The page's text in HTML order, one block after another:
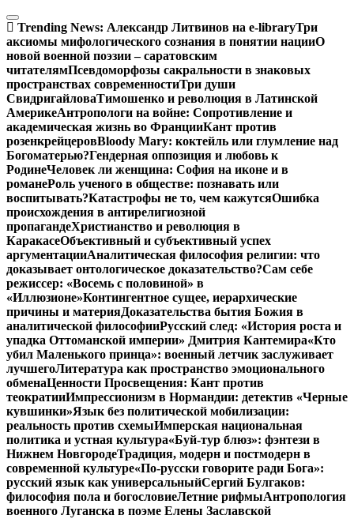
Перейти
к
содержимому
Trending News: Александр Литвинов на e-libraryТри
аксиомы мифологического сознания в понятии нацииО
новой военной поэзии – саратовским
читателямПсевдоморфозы сакральности в знаковых
пространствах современностиТри души
СвидригайловаТимошенко и революция в Латинской
АмерикеАнтропологи на войне: Сопротивление и
академическая жизнь во ФранцииКант против
розенкрейцеровBloody Mary: коктейль или глумление над
Богоматерью?Гендерная оппозиция и любовь к
РодинеЧеловек ли женщина: София на иконе и в
романеРоль ученого в обществе: познавать или
воспитывать?Катастрофы не то, чем кажутсяОшибка
происхождения в антирелигиозной
пропагандеХристианство и революция в
КаракасеОбъективный и субъективный успех
аргументацииАналитическая философия религии: что
доказывает онтологическое доказательство?Сам себе
режиссер: «Восемь с половиной» в
«Иллюзионе»Контингентное сущее, иерархические
причины и материяДоказательства бытия Божия в
аналитической философииРусский след: «История роста и
упадка Оттоманской империи» Дмитрия Кантемира«Кто
убил Маленького принца»: военный летчик заслуживает
лучшегоЛитература как пространство эмоционального
обменаЦенности Просвещения: Кант против
теократииИмпрессионизм в Нормандии: детектив «Черные
кувшинки»Язык без политической мобилизации:
реальность против схемыИмперская национальная
политика и устная культура«Буй-тур блюз»: фэнтези в
Нижнем НовгородеТрадиция, модерн и постмодерн в
современной культуре«По-русски говорите ради Бога»:
русский язык как универсальныйСергий Булгаков:
философия пола и богословиеЛетние рифмыАнтропология
военного Луганска в поэме Елены Заславской